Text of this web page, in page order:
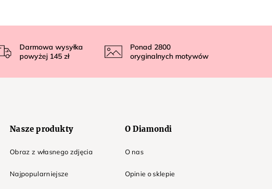
Darmowa wysyłka
powyżej 145 zł
Ponad 2800
oryginalnych motywów
Nasze produkty
Obraz z własnego zdjęcia
Najpopularniejsze
O Diamondi
O nas
Opinie o sklepie